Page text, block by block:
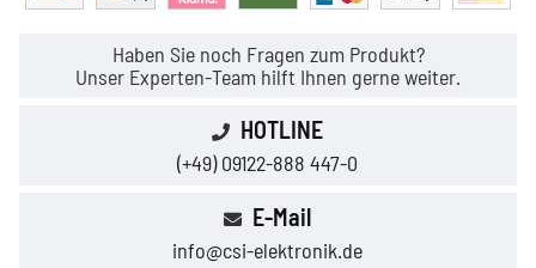
Haben Sie noch Fragen zum Produkt?
Unser Experten-Team hilft Ihnen gerne weiter.
HOTLINE
(+49) 09122-888 447-0
E-Mail
info@csi-elektronik.de